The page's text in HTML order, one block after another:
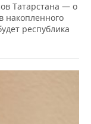
Татарстана — о
накопленного
республика